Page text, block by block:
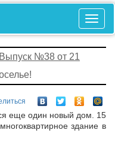
Выпуск №38 от 21
еще один новый дом. 15
здание в